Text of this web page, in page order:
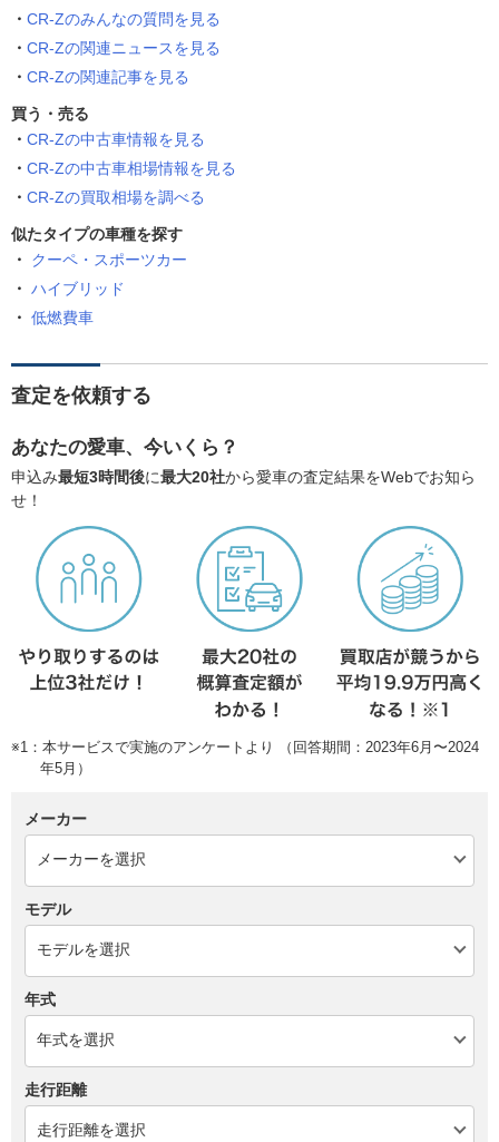
CR-Zのみんなの質問を見る
CR-Zの関連ニュースを見る
CR-Zの関連記事を見る
買う・売る
CR-Zの中古車情報を見る
CR-Zの中古車相場情報を見る
CR-Zの買取相場を調べる
似たタイプの車種を探す
クーペ・スポーツカー
ハイブリッド
低燃費車
査定を依頼する
あなたの愛車、今いくら？
申込み最短3時間後に最大20社から愛車の査定結果をWebでお知ら
せ！
※1：本サービスで実施のアンケートより （回答期間：2023年6月〜2024
年5月）
メーカー
モデル
年式
走行距離